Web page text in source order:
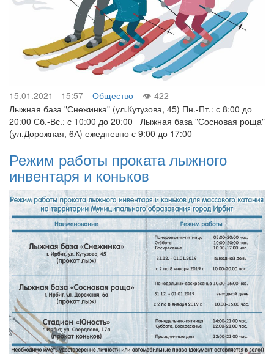
15.01.2021 - 15:57 Общество
422
Лыжная база "Снежинка" (ул.Кутузова, 45) Пн.-Пт.: с 8:00 до
20:00 Сб.-Вс.: с 10:00 до 20:00 Лыжная база "Сосновая роща"
(ул.Дорожная, 6А) ежедневно с 9:00 до 17:00
Режим работы проката лыжного
инвентаря и коньков